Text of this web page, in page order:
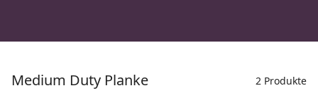
Medium Duty Planke 2 Produkte